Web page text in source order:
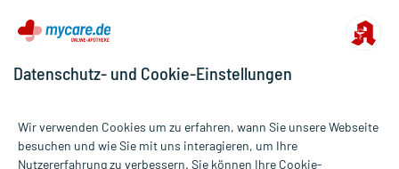
Datenschutz- und Cookie-Einstellungen
Wir verwenden Cookies um zu erfahren, wann Sie unsere Webseite
besuchen und wie Sie mit uns interagieren, um Ihre
Nutzererfahrung zu verbessern. Sie können Ihre Cookie-